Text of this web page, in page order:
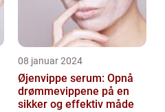
08 januar 2024
Øjenvippe serum: Opnå
drømmevippene på en
sikker og effektiv måde